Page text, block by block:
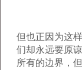
但也正因为这
们却永远要原
所有的边界，